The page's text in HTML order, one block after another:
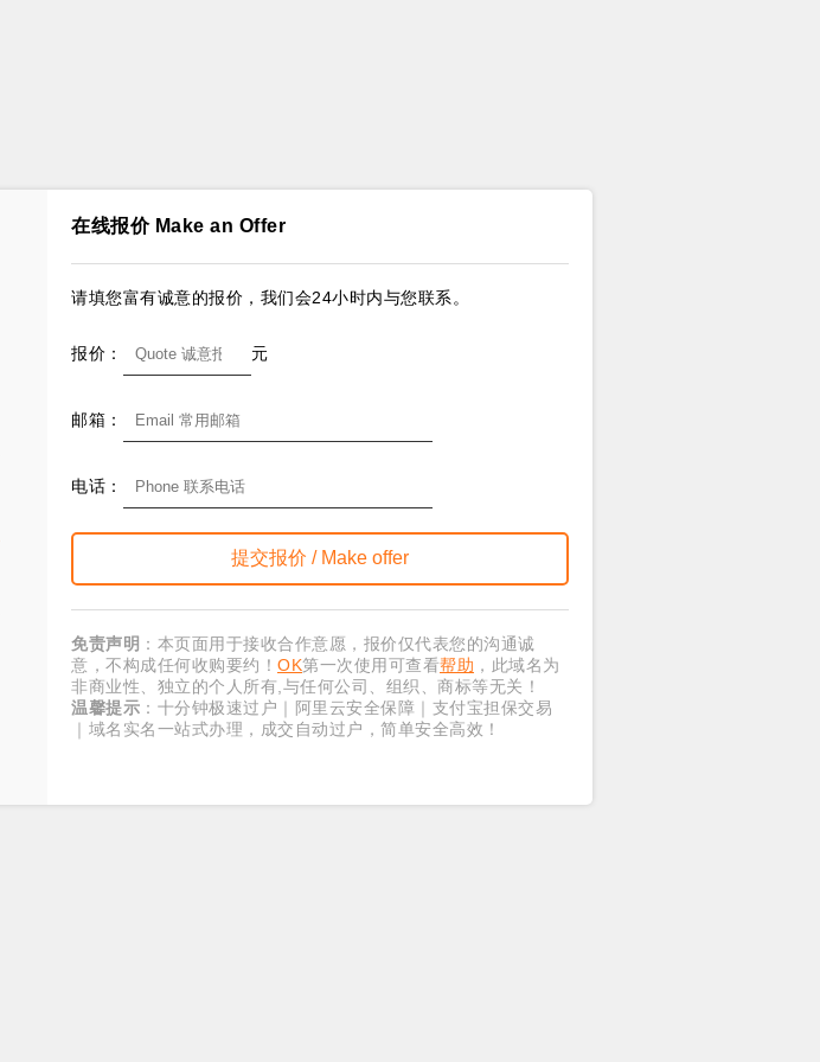
在线报价 Make an Offer
请填您富有诚意的报价，我们会24小时内与您联系。
报价： 元
邮箱：
电话：
免责声明 ：本页面用于接收合作意愿，报价仅代表您的沟通诚
意，不构成任何收购要约！ OK第一次使用可查看帮助 ，此域名为
非商业性、独立的个人所有,与任何公司、组织、商标等无关！
温馨提示 ：十分钟极速过户｜阿里云安全保障｜支付宝担保交易
｜域名实名一站式办理，成交自动过户，简单安全高效！